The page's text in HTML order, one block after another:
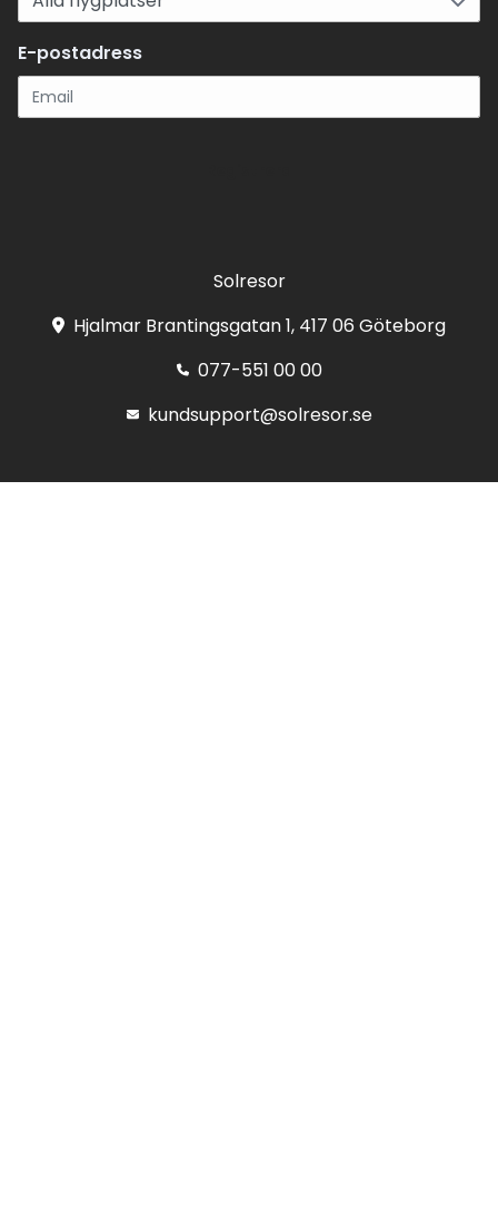
E-postadress
Solresor
Hjalmar Brantingsgatan 1, 417 06 Göteborg
077-551 00 00
kundsupport@solresor.se